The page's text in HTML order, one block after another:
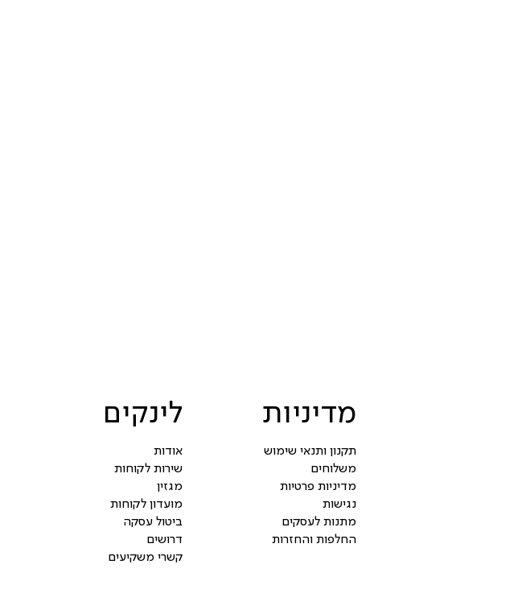
מדיניות
תקנון ותנאי שימוש
משלוחים
מדיניות פרטיות
נגישות
מתנות לעסקים
החלפות והחזרות
לינקים
אודות
שירות לקוחות
מגזין
מועדון לקוחות
ביטול עסקה
דרושים
קשרי משקיעים